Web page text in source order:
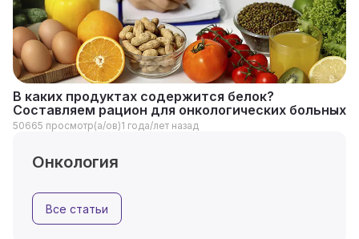
В каких продуктах содержится белок?
Составляем рацион для онкологических больных
50665 просмотр(а/ов)1 года/лет назад
Онкология
Все статьи